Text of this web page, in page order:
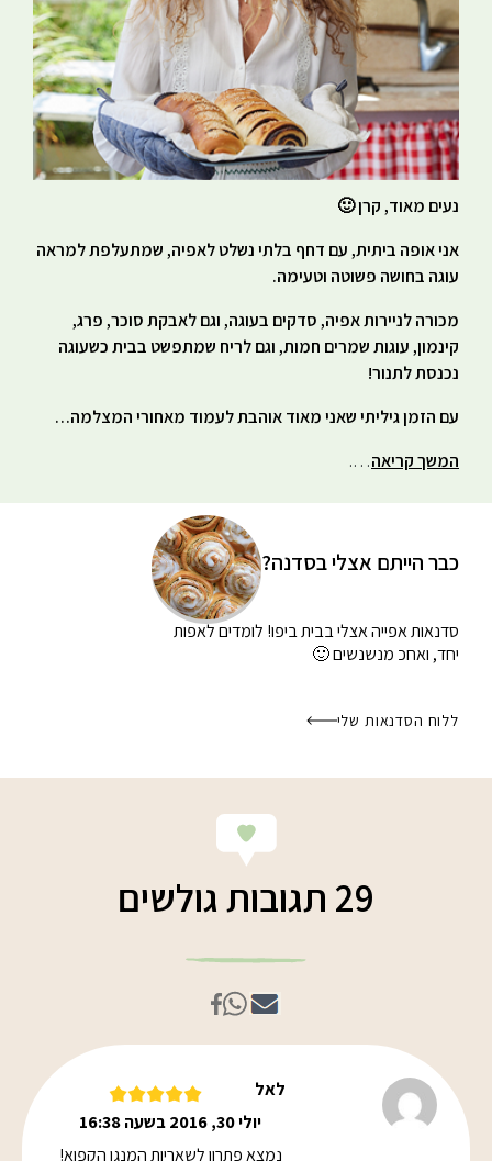
נעים מאוד, קרן 🙂
אני אופה ביתית, עם דחף בלתי נשלט לאפיה, שמתעלפת למראה
עוגה בחושה פשוטה וטעימה.
מכורה לניירות אפיה, סדקים בעוגה, וגם לאבקת סוכר, פרג,
קינמון, עוגות שמרים חמות, וגם לריח שמתפשט בבית כשעוגה
נכנסת לתנור!
עם הזמן גיליתי שאני מאוד אוהבת לעמוד מאחורי המצלמה…
המשך קריאה….
כבר הייתם אצלי בסדנה?
סדנאות אפייה אצלי בביתביפו! לומדים לאפות
יחד, ואחכ מנשנשים 🙂
ללוח הסדנאות שלי
29 תגובות גולשים
לאל
יולי 30, 2016 בשעה 16:38
נמצא פתרון לשאריות המנגו הקפוא!